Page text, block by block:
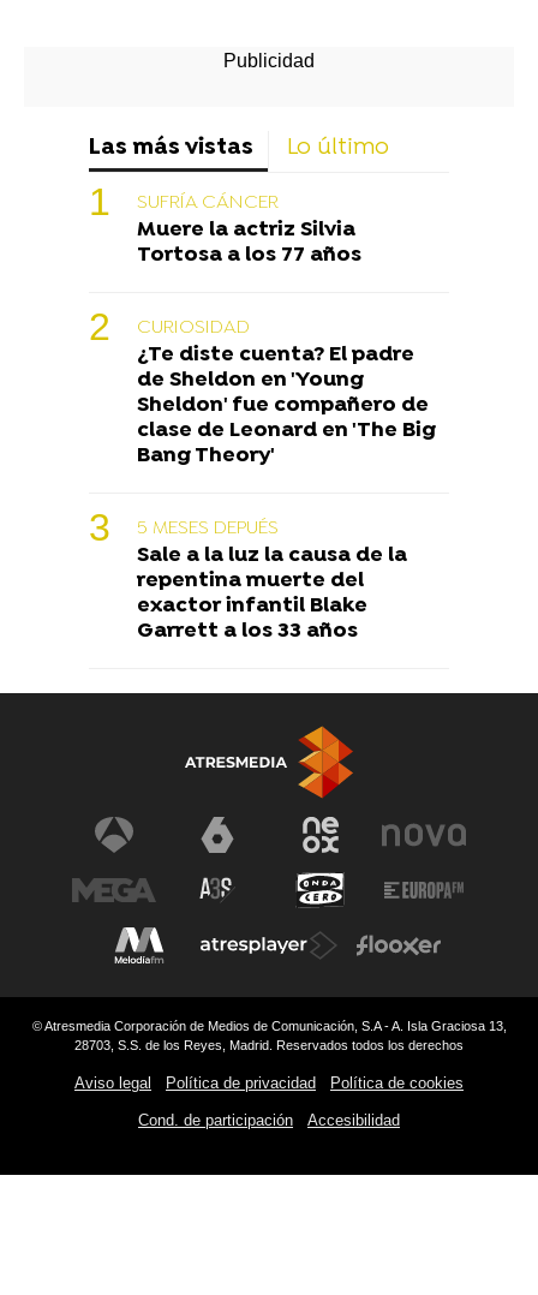
Las más vistas Lo último
SUFRÍA CÁNCER
Muere la actriz Silvia
Tortosa a los 77 años
CURIOSIDAD
¿Te diste cuenta? El padre
de Sheldon en 'Young
Sheldon' fue compañero de
clase de Leonard en 'The Big
Bang Theory'
5 MESES DEPUÉS
Sale a la luz la causa de la
repentina muerte del
exactor infantil Blake
Garrett a los 33 años
© Atresmedia Corporación de Medios de Comunicación, S.A - A. Isla Graciosa 13,
28703, S.S. de los Reyes, Madrid. Reservados todos los derechos
Aviso legal Política de privacidad Política de cookies
Cond. de participación Accesibilidad